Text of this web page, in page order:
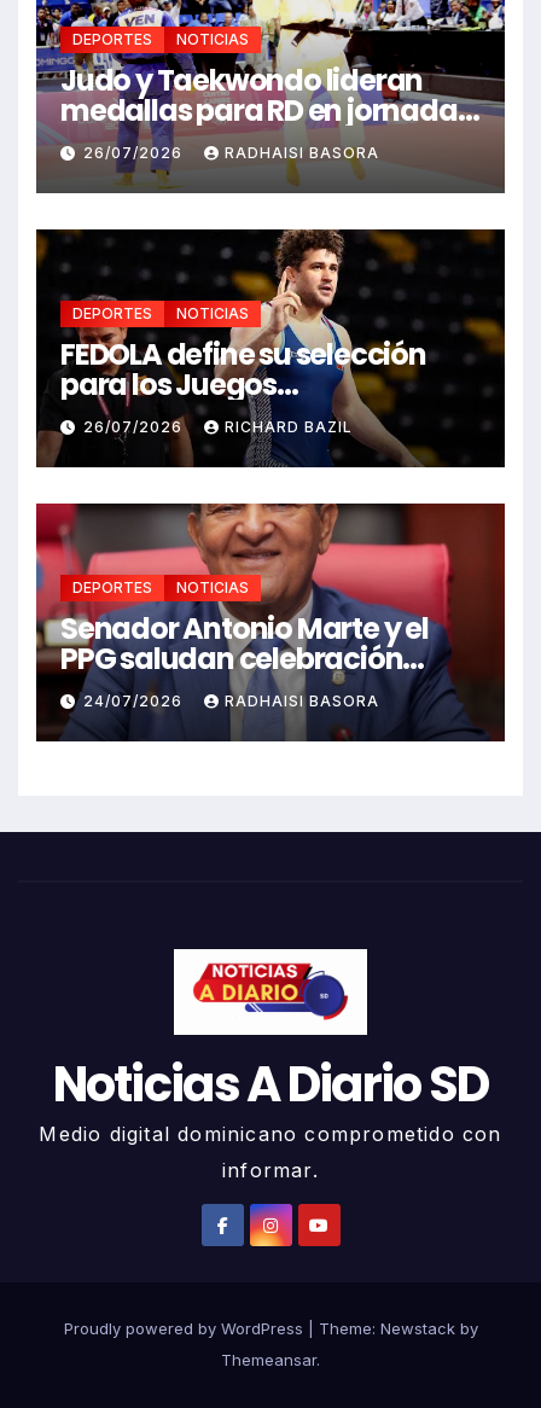
DEPORTES NOTICIAS
Judo y Taekwondo lideran
medallas para RD en jornada
de Juego Santo Domingo 2026
26/07/2026 RADHAISI BASORA
DEPORTES NOTICIAS
FEDOLA define su selección
para los Juegos
Centroamericanos y del
Caribe Santo Domingo 2026
26/07/2026 RICHARD BAZIL
DEPORTES NOTICIAS
Senador Antonio Marte y el
PPG saludan celebración
Juegos Centroamericanos
24/07/2026 RADHAISI BASORA
Noticias A Diario SD
Medio digital dominicano comprometido con
informar.
Proudly powered by WordPress Theme: Newstackby
Themeansar.